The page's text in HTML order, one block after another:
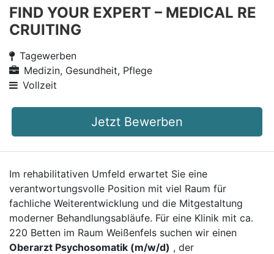
FIND YOUR EXPERT – MEDICAL RE
CRUITING
Tagewerben
Medizin, Gesundheit, Pflege
Vollzeit
Jetzt Bewerben
Im rehabilitativen Umfeld erwartet Sie eine
verantwortungsvolle Position mit viel Raum für
fachliche Weiterentwicklung und die Mitgestaltung
moderner Behandlungsabläufe. Für eine Klinik mit ca.
220 Betten im Raum Weißenfels suchen wir einen
Oberarzt Psychosomatik (m/w/d) , der